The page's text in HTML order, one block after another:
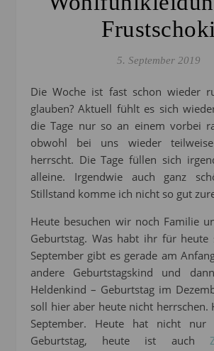
5. September 2019
Die Woche ist fast schon wieder rum. Ist das zu
glauben? Aktuell fühlt es sich
die Tage nur so an einem vorbei
obwohl bei uns wieder teilweise
herrscht. Die Tage füllen sich
alleine. Irgendwie auch ganz
Stillstand komme ich nicht so gut
Heute besuchen wir noch Familie
Geburtstag. Was habt ihr für heute
September gibt es gerade am
andere Geburtstagskind und
Heldenkind – Geburtstag im
soll hier aber heute nicht herrschen.
September. Heute hat nicht nur
Geburtstag, heute ist auch